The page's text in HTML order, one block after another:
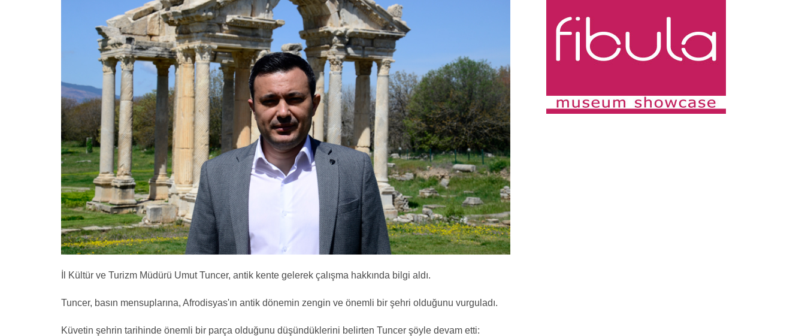
İl Kültür ve Turizm Müdürü Umut Tuncer, antik kente gelerek çalışma hakkında bilgi aldı.
Tuncer, basın mensuplarına, Afrodisyas'ın antik dönemin zengin ve önemli bir şehri olduğunu vurguladı.
Küvetin şehrin tarihinde önemli bir parça olduğunu düşündüklerini belirten Tuncer şöyle devam etti: